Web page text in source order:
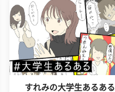
すれみの大学生あるある